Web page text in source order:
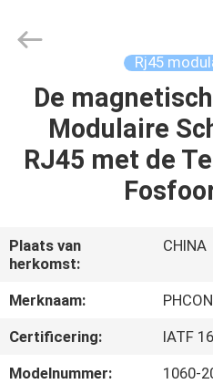
HUIS
PRODUCTEN
ONS
FABRIEKSREIS
Reserved.
Rj45
De
Modulaire
RJ45 met de
Plaats van
herkomst:
CHINA
Merknaam:
Certificering:
IATF
Modelnummer:
1060-